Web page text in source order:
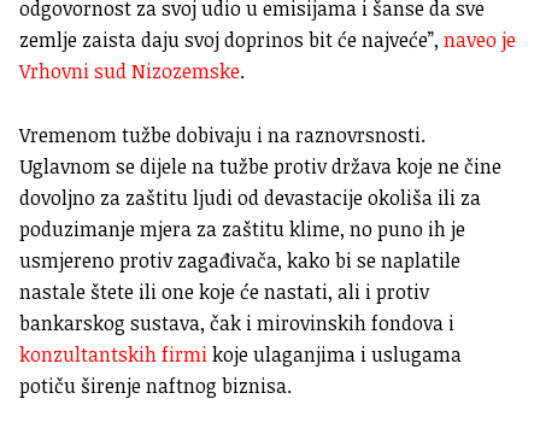
odgovornost za svoj udio u emisijama i šanse da sve
zemlje zaista daju svoj doprinos bit će najveće”, naveo je
Vrhovni sud Nizozemske.
Vremenom tužbe dobivaju i na raznovrsnosti.
Uglavnom se dijele na tužbe protiv država koje ne čine
dovoljno za zaštitu ljudi od devastacije okoliša ili za
poduzimanje mjera za zaštitu klime, no puno ih je
usmjereno protiv zagađivača, kako bi se naplatile
nastale štete ili one koje će nastati, ali i protiv
bankarskog sustava, čak i mirovinskih fondova i
konzultantskih firmikoje ulaganjima i uslugama
potiču širenje naftnog biznisa.